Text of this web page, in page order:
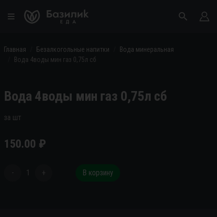
Главная Безалкогольные напитки
Вода минеральная
Вода 4воды мин газ 0,75л сб
Вода 4воды мин газ 0,75л сб
за шт
150.00 ₽
- 1 + В корзину